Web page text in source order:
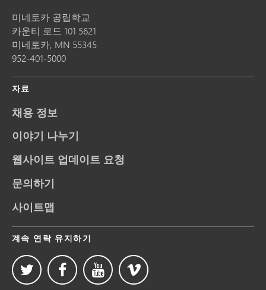
미네토카 공립학교
카운티 로드 101 5621
미네토카, MN 55345
952-401-5000
자료
채용 정보
이야기 나누기
웹사이트 업데이트 요청
문의하기
사이트맵
계속 연락 유지하기